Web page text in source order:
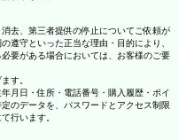
去、第三者提供の停止についてご依頼が
遵守といった正当な理由・目的により、
要がある場合においては、お客様のご要
す。
月日・住所・電話番号・購入履歴・ポイ
のデータを、パスワードとアクセス制限
行います。